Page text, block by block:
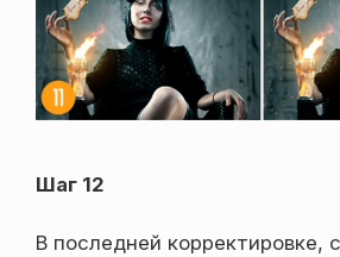
Шаг 12
В последней корректировке,